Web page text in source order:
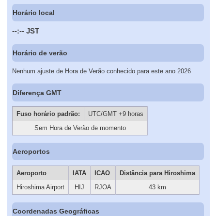
Horário local
--:-- JST
Horário de verão
Nenhum ajuste de Hora de Verão conhecido para este ano 2026
Diferença GMT
Fuso horário padrão:
UTC/GMT +9 horas
Sem Hora de Verão de momento
Aeroportos
Aeroporto IATA ICAO
Distância para Hiroshima
Hiroshima Airport
HIJ RJOA 43 km
Coordenadas Geográficas